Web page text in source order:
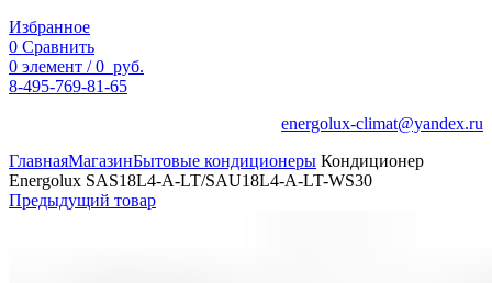
Избранное
0 Сравнить
0 элемент / 0 руб.
8-495-769-81-65
energolux-climat@yandex.ru
ГлавнаяМагазинБытовые кондиционеры Кондиционер
Energolux SAS18L4-A-LT/SAU18L4-A-LT-WS30
Предыдущий товар